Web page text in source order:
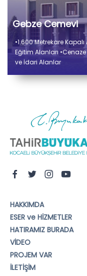
Gebze Cemevi
•1.600 Metrekare
Eğitim Alanları
ve İdari Alanlar
HAKKIMDA
ESER ve HİZMETLER
HATIRAMIZ BURADA
VİDEO
PROJEM VAR
İLETİŞİM